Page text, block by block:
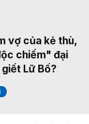
vợ của kẻ thù,
chiếm" đại
Lữ Bố?